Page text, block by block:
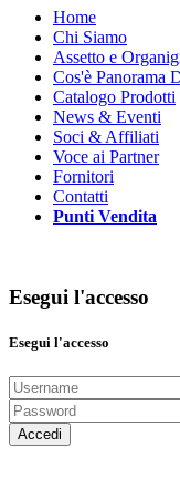
Home
Chi Siamo
Assetto e
Cos'è Panorama
Catalogo Prodotti
News & Eventi
Soci & Affiliati
Voce ai Partner
Fornitori
Contatti
Punti Vendita
Esegui l'accesso
Esegui l'accesso
Accedi